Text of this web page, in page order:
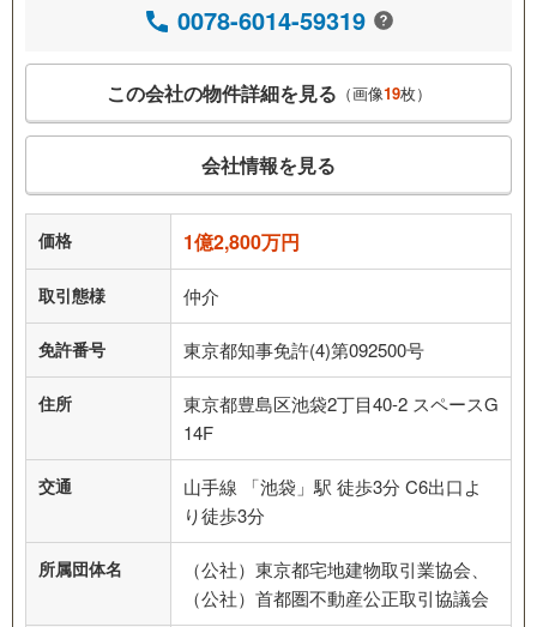
0078-6014-59319
この会社の物件詳細を見る （画像19枚）
会社情報を見る
価格 1億2,800万円
取引態様 仲介
免許番号 東京都知事免許(4)第092500号
住所
東京都豊島区池袋2丁目40-2 スペースG
14F
交通
山手線 「池袋」駅 徒歩3分 C6出口よ
り徒歩3分
所属団体名
（公社）東京都宅地建物取引業協会、
（公社）首都圏不動産公正取引協議会